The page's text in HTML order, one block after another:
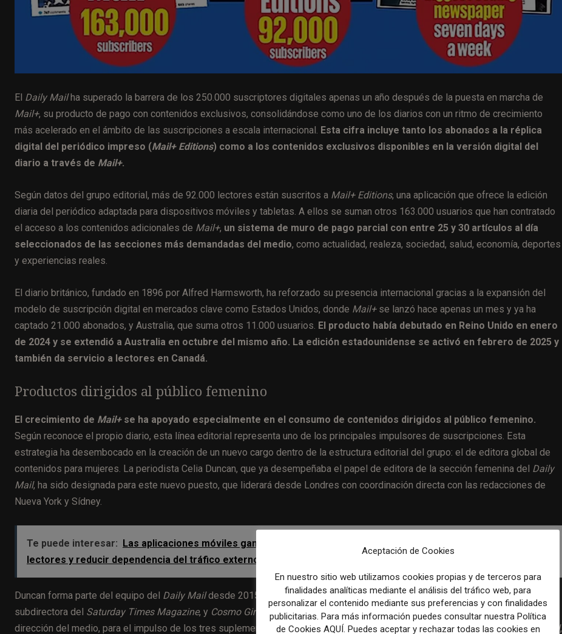
El Daily Mailha superado la barrera de los 250.000 suscriptores digitales apenas un año después de la puesta en marcha de
Mail+, su producto de pago con contenidos exclusivos, consolidándose como uno de los diarios con un ritmo de crecimiento
más acelerado en el ámbito de las suscripciones a escala internacional. Esta cifra incluye tanto los abonados a la réplica
digital del periódico impreso (Mail+ Editions) como a los contenidos exclusivos disponibles en la versión digital del
diario a través de Mail+.
Según datos del grupo editorial, más de 92.000 lectores están suscritos a Mail+ Editions, una aplicación que ofrece la edición
diaria del periódico adaptada para dispositivos móviles y tabletas. A ellos se suman otros 163.000 usuarios que han contratado
el acceso a los contenidos adicionales de Mail+, un sistema de muro de pago parcial con entre 25 y 30 artículos al día
seleccionados de las secciones más demandadas del medio, como actualidad, realeza, sociedad, salud, economía, deportes
y experiencias reales.
El diario británico, fundado en 1896 por Alfred Harmsworth, ha reforzado su presencia internacional gracias a la expansión del
modelo de suscripción digital en mercados clave como Estados Unidos, donde Mail+se lanzó hace apenas un mes y ya ha
captado 21.000 abonados, y Australia, que suma otros 11.000 usuarios. El producto había debutado en Reino Unido en enero
de 2024 y se extendió a Australia en octubre del mismo año. La edición estadounidense se activó en febrero de 2025 y
también da servicio a lectores en Canadá.
Productos dirigidos al público femenino
El crecimiento de Mail+se ha apoyado especialmente en el consumo de contenidos dirigidos al público femenino.
Según reconoce el propio diario, esta línea editorial representa uno de los principales impulsores de suscripciones. Esta
estrategia ha desembocado en la creación de un nuevo cargo dentro de la estructura editorial del grupo: el de editora global de
contenidos para mujeres. La periodista Celia Duncan, que ya desempeñaba el papel de editora de la sección femenina del Daily
Mail, ha sido designada para este nuevo puesto, que liderará desde Londres con coordinación directa con las redacciones de
Nueva York y Sídney.
Te puede interesar:
Las aplicaciones móviles ganan peso para los medios como vía directa para fidelizar
lectores y reducir dependencia del tráfico externo
Duncan forma parte del equipo del Daily Maildesde 2015, tras haber trabajado en medios comoThe Times, donde fue
subdirectora del Saturday Times Magazine, y Cosmo Girl
, de la que fue editora. Su trabajo ha sido determinante, según la
dirección del medio, para el impulso de los tres suplementos semanales de la marca enfocados en el público femenino —Femail,
Aceptación de Cookies
En nuestro sitio web utilizamos cookies propias y de terceros para
finalidades analíticas mediante el análisis del tráfico web, para
personalizar el contenido mediante sus preferencias y con finalidades
publicitarias. Para más información puedes consultar nuestra Política
de Cookies AQUÍ. Puedes aceptar y rechazar todas las cookies en